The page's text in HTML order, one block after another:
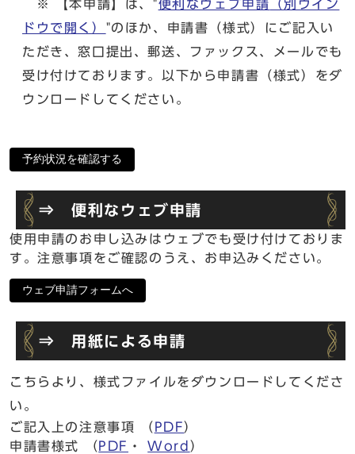
※ 【本申請】は、"便利なウェブ申請 （別ウイン
ドウで開く） "のほか、申請書（様式）にご記入い
ただき、窓口提出、郵送、ファックス、メールでも
受け付けております。以下から申請書（様式）をダ
ウンロードしてください。
予約状況を確認する
⇒ 便利なウェブ申請
使用申請のお申し込みはウェブでも受け付けておりま
す。注意事項をご確認のうえ、お申込みください。
ウェブ申請フォームへ
⇒ 用紙による申請
こちらより、様式ファイルをダウンロードしてくださ
い。
ご記入上の注意事項 （ PDF）
申請書様式 （ PDF ・Word ）